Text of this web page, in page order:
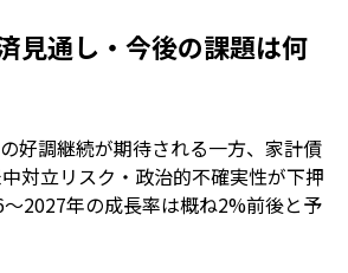
見通し・今後の課題は何
好調継続が期待される一方、家計債
対立リスク・政治的不確実性が下押
2027年の成長率は概ね2%前後と予